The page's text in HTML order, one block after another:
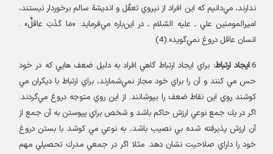
ندارند، مي‌دانيم كه اين افراد از نيروي تعقّل و انديشة سالم برخوردار نيستند،
اميرالمومنين علي ـ عليه السّلام ـ در اين‌باره مي‌فرمايد: «مَا كَذَبَ عاقلٌ» .
انسان عاقل دروغ نمي‌گويد».(4 )
ايجاد ارتباط: براي ايجاد ارتباط گاهي افراد به دليل ضعف هايي كه در خود
حس مي كنند و آن را براي خود مجاز نمي‌شمارند، براي ارتباط با ديگران مي
كوشند روي اين نقاط ضعف را بپوشانند. از اين روي متوجه دروغ مي‌گردند.
اگر در يك جمع نوعي ارزش حاكم باشد و شخص براي پيوستن به آن جمع از
آن ارزش پذيرفته شده بي نصيب باشد، به نوعي مي كوشد با بستن دروغ
خود را داراي صلاحيت نشان دهد. مثلا اگر در جمعي مدرك تحصيلي مهم